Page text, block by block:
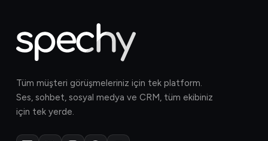
Tüm müşteri görüşmeleriniz için tek platform.
Ses, sohbet, sosyal medya ve CRM, tüm ekibiniz
için tek yerde.